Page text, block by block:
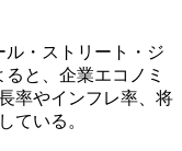
ル・ストリート・ジ
と、企業エコノミ
率やインフレ率、将
ている。